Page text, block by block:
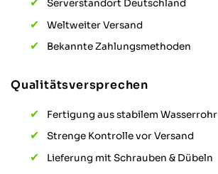
Serverstandort Deutschland
Weltweiter Versand
Bekannte Zahlungsmethoden
Qualitätsversprechen
Fertigung aus stabilem Wasserrohr
Strenge Kontrolle vor Versand
Lieferung mit Schrauben & Dübeln